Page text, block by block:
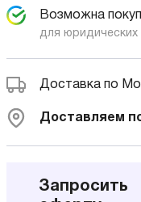
Возможна
для юридических
Доставка по
Доставляем
Запросить